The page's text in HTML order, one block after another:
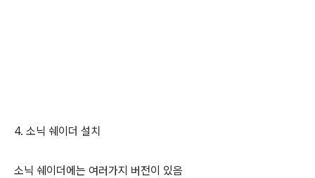
4. 소닉 쉐이더 설치
소닉 쉐이더에는 여러가지 버전이 있음